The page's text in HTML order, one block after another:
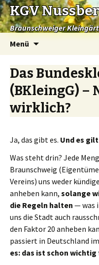
KGV
Braunschweiger
Menü
Springe
Das
(BKleingG) –
wirklich?
Ja, das gibt es. Und es
Was steht drin? Jede
Braunschweig
Vereins) uns weder
anheben kann, solange
die Regeln halten — was
uns die Stadt auch
den Faktor 20 anheben
passiert in Deutschland
es: das ist schon wichtig